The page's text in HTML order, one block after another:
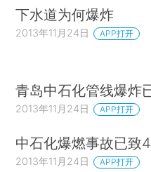
下水道为何爆炸
2013年11月24日 APP打开
青岛中石化管线爆炸
2013年11月24日 APP打开
中石化爆燃事故已致
2013年11月24日 APP打开